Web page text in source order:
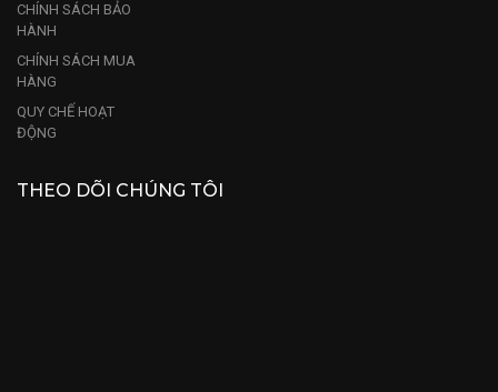
CHÍNH SÁCH BẢO
HÀNH
CHÍNH SÁCH MUA
HÀNG
QUY CHẾ HOẠT
ĐỘNG
THEO DÕI CHÚNG TÔI